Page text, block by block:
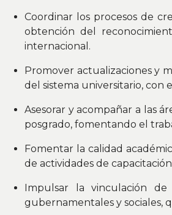
Coordinar los procesos de
obtención del
internacional.
Promover actualizaciones y
del sistema universitario, con
Asesorar y acompañar a las
posgrado, fomentando el
Fomentar la calidad
de actividades de
Impulsar la vinculación de
gubernamentales y sociales,